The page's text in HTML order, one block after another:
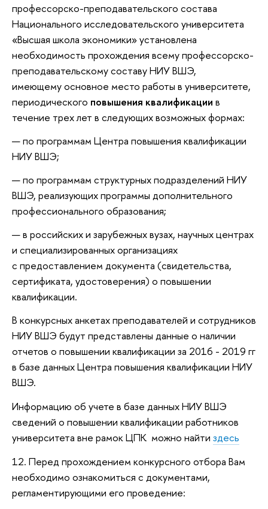
профессорско-преподавательского состава
Национального исследовательского университета
«Высшая школа экономики» установлена
необходимость прохождения всему профессорско-
преподавательскому составу НИУ ВШЭ,
имеющему основное место работы в университете,
периодического повышения квалификации в
течение трех лет в следующих возможных формах:
по программам Центра повышения квалификации
НИУ ВШЭ;
по программам структурных подразделений НИУ
ВШЭ, реализующих программы дополнительного
профессионального образования;
в российских и зарубежных вузах, научных центрах
и специализированных организациях
с предоставлением документа (свидетельства,
сертификата, удостоверения) о повышении
квалификации.
В конкурсных анкетах преподавателей и сотрудников
НИУ ВШЭ будут представлены данные о наличии
отчетов о повышении квалификации за 2016 - 2019 гг
в базе данных Центра повышения квалификации НИУ
ВШЭ.
Информацию об учете в базе данных НИУ ВШЭ
сведений о повышении квалификации работников
университета вне рамок ЦПК можно найти здесь
12. Перед прохождением конкурсного отбора Вам
необходимо ознакомиться с документами,
регламентирующими его проведение: